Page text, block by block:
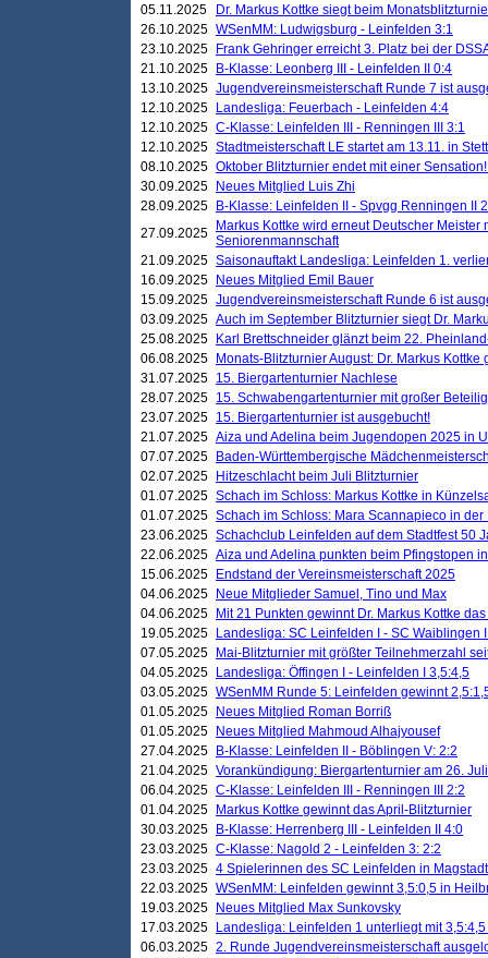
05.11.2025
Dr. Markus Kottke siegt beim
26.10.2025 WSenMM: Ludwigsburg - Leinfelden 3:1
23.10.2025
Frank Gehringer erreicht 3. Platz bei der
21.10.2025
B-Klasse: Leonberg III - Leinfelden II 0:4
13.10.2025 Jugendvereinsmeisterschaft Runde 7 ist
12.10.2025
Landesliga: Feuerbach - Leinfelden 4:4
12.10.2025 C-Klasse: Leinfelden III - Renningen III 3:1
12.10.2025 Stadtmeisterschaft LE startet am 13.11. in
08.10.2025 Oktober Blitzturnier endet mit einer
30.09.2025
Neues Mitglied Luis Zhi
28.09.2025
B-Klasse: Leinfelden II - Spvgg Renningen II
27.09.2025
Markus Kottke wird erneut Deutscher Meister
Seniorenmannschaft
21.09.2025 Saisonauftakt Landesliga: Leinfelden 1.
16.09.2025
Neues Mitglied Emil Bauer
15.09.2025 Jugendvereinsmeisterschaft Runde 6 ist
03.09.2025 Auch im September Blitzturnier siegt Dr.
25.08.2025
Karl Brettschneider glänzt beim 22.
06.08.2025
Monats-Blitzturnier August: Dr. Markus Kottke
31.07.2025 15. Biergartenturnier Nachlese
28.07.2025 15. Schwabengartenturnier mit großer
23.07.2025 15. Biergartenturnier ist ausgebucht!
21.07.2025 Aiza und Adelina beim Jugendopen 2025 in
07.07.2025
Baden-Württembergische
02.07.2025
Hitzeschlacht beim Juli Blitzturnier
01.07.2025 Schach im Schloss: Markus Kottke in
01.07.2025 Schach im Schloss: Mara Scannapieco in der
23.06.2025 Schachclub Leinfelden auf dem Stadtfest 50
22.06.2025 Aiza und Adelina punkten beim Pfingstopen
15.06.2025
Endstand der Vereinsmeisterschaft 2025
04.06.2025
Neue Mitglieder Samuel, Tino und Max
04.06.2025
Mit 21 Punkten gewinnt Dr. Markus Kottke
19.05.2025
Landesliga: SC Leinfelden I - SC Waiblingen
07.05.2025
Mai-Blitzturnier mit größter Teilnehmerzahl
04.05.2025
Landesliga: Öffingen I - Leinfelden I 3,5:4,5
03.05.2025 WSenMM Runde 5: Leinfelden gewinnt
01.05.2025
Neues Mitglied Roman Borriß
01.05.2025
Neues Mitglied Mahmoud Alhajyousef
27.04.2025
B-Klasse: Leinfelden II - Böblingen V: 2:2
21.04.2025 Vorankündigung: Biergartenturnier am 26. Juli
06.04.2025 C-Klasse: Leinfelden III - Renningen III 2:2
01.04.2025
Markus Kottke gewinnt das April-Blitzturnier
30.03.2025
B-Klasse: Herrenberg III - Leinfelden II 4:0
23.03.2025 C-Klasse: Nagold 2 - Leinfelden 3: 2:2
23.03.2025 4 Spielerinnen des SC Leinfelden in Magstadt
22.03.2025 WSenMM: Leinfelden gewinnt 3,5:0,5 in
19.03.2025
Neues Mitglied Max Sunkovsky
17.03.2025
Landesliga: Leinfelden 1 unterliegt mit
06.03.2025 2. Runde Jugendvereinsmeisterschaft